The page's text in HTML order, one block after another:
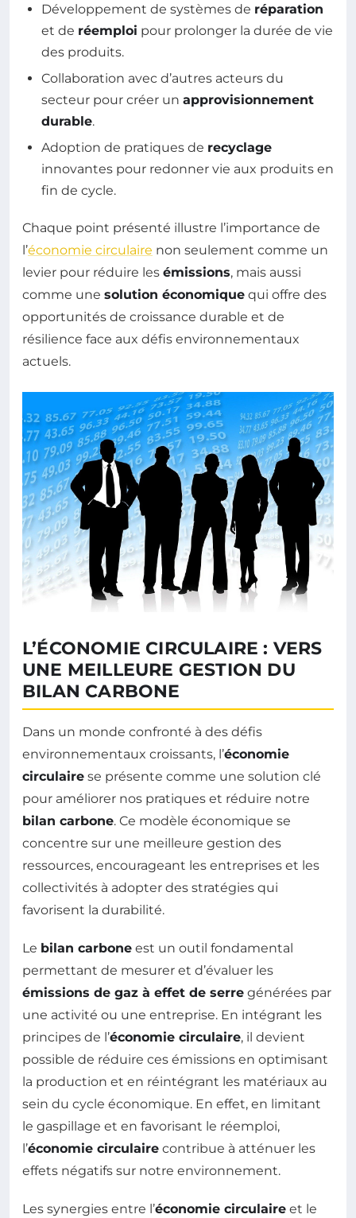
Développement de systèmes de réparation
et de réemploi pour prolonger la durée de vie
des produits.
Collaboration avec d’autres acteurs du
secteur pour créer un approvisionnement
durable.
Adoption de pratiques de recyclage
innovantes pour redonner vie aux produits en
fin de cycle.
Chaque point présenté illustre l’importance de
l’économie circulaire non seulement comme un
levier pour réduire les émissions, mais aussi
comme une solution économique qui offre des
opportunités de croissance durable et de
résilience face aux défis environnementaux
actuels.
L’ÉCONOMIE CIRCULAIRE : VERS
UNE MEILLEURE GESTION DU
BILAN CARBONE
Dans un monde confronté à des défis
environnementaux croissants, l’économie
circulaire se présente comme une solution clé
pour améliorer nos pratiques et réduire notre
bilan carbone. Ce modèle économique se
concentre sur une meilleure gestion des
ressources, encourageant les entreprises et les
collectivités à adopter des stratégies qui
favorisent la durabilité.
Le bilan carbone est un outil fondamental
permettant de mesurer et d’évaluer les
émissions de gaz à effet de serre générées par
une activité ou une entreprise. En intégrant les
principes de l’économie circulaire, il devient
possible de réduire ces émissions en optimisant
la production et en réintégrant les matériaux au
sein du cycle économique. En effet, en limitant
le gaspillage et en favorisant le réemploi,
l’économie circulaire contribue à atténuer les
effets négatifs sur notre environnement.
Les synergies entre l’économie circulaire et le